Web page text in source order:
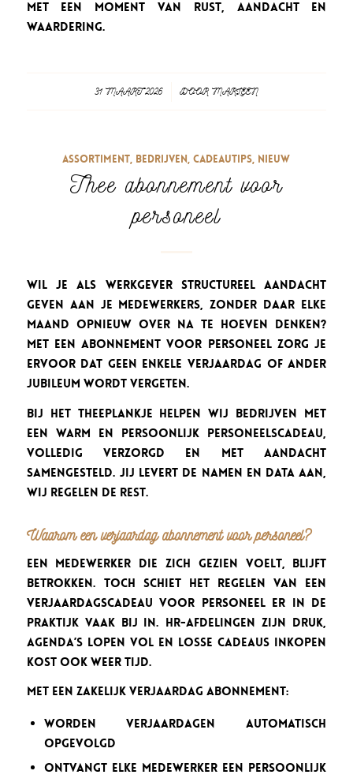
met een moment van rust, aandacht en
waardering.
31 MAART 2026
/ DOOR MARLEEN
Assortiment, Bedrijven,Cadeautips, Nieuw
Thee abonnement voor
personeel
Wil je als werkgever structureel aandacht
geven aan je medewerkers, zonder daar elke
maand opnieuw over na te hoeven denken?
Met een abonnement voor personeel zorg je
ervoor dat geen enkele verjaardag of ander
jubileum wordt vergeten.
Bij Het Theeplankje helpen wij bedrijven met
een warm en persoonlijk personeelscadeau,
volledig verzorgd en met aandacht
samengesteld. Jij levert de namen en data aan,
wij regelen de rest.
Waarom een verjaardag abonnement voor personeel?
Een medewerker die zich gezien voelt, blijft
betrokken. Toch schiet het regelen van een
verjaardagscadeau voor personeel er in de
praktijk vaak bij in. HR-afdelingen zijn druk,
agenda’s lopen vol en losse cadeaus inkopen
kost ook weer tijd.
Met een zakelijk verjaardag abonnement:
worden verjaardagen automatisch
opgevolgd
ontvangt elke medewerker een persoonlijk